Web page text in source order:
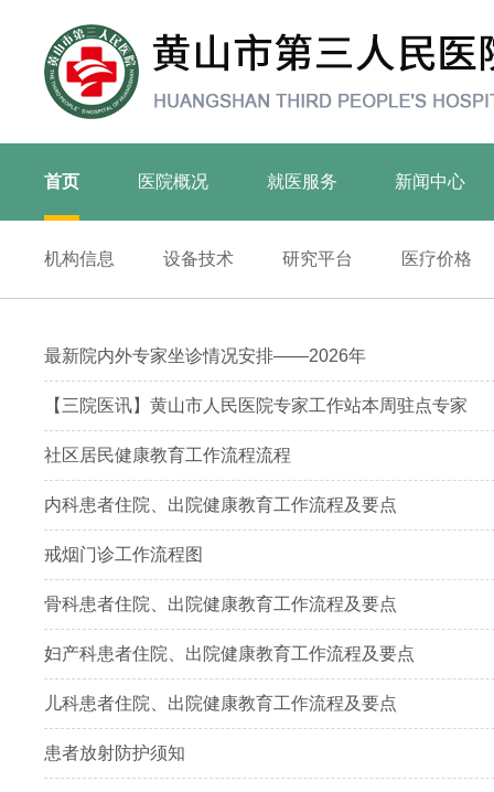
首页 医院概况 就医服务 新闻中心
机构信息 设备技术 研究平台 医疗价格
最新院内外专家坐诊情况安排——2026年
【三院医讯】黄山市人民医院专家工作站本周驻点专家
社区居民健康教育工作流程流程
内科患者住院、出院健康教育工作流程及要点
戒烟门诊工作流程图
骨科患者住院、出院健康教育工作流程及要点
妇产科患者住院、出院健康教育工作流程及要点
儿科患者住院、出院健康教育工作流程及要点
患者放射防护须知